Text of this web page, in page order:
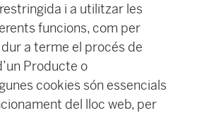
i a utilitzar les
funcions, com per
a terme el procés de
Producte o
cookies són essencials
del lloc web, per